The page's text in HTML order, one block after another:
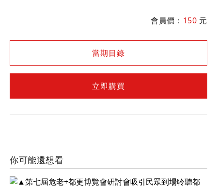
動。ETF躍為資本市場不可忽視的新勢
會員價： 150 元
當期目錄
立即購買
你可能還想看